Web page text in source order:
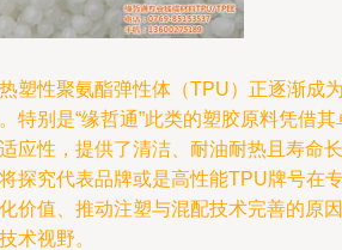
塑性聚氨酯弹性体（TPU）正逐渐成
特别是“缘哲通”此类的塑胶原料凭借其
应性，提供了清洁、耐油耐热且寿命长
探究代表品牌或是高性能TPU牌号在
价值、推动注塑与混配技术完善的原因
术视野。